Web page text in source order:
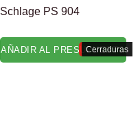
Schlage PS 904
AÑADIR AL PRESUPUESTO
Cerraduras